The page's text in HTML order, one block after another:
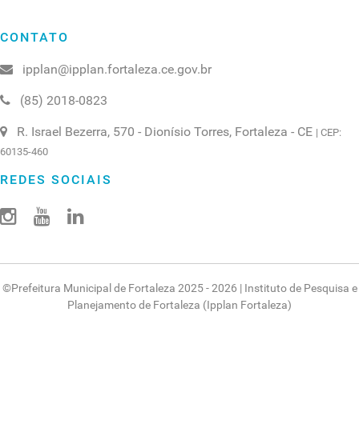
CONTATO
ipplan@ipplan.fortaleza.ce.gov.br
(85) 2018-0823
R. Israel Bezerra, 570 - Dionísio Torres, Fortaleza - CE | CEP:
60135-460
REDES SOCIAIS
©Prefeitura Municipal de Fortaleza 2025 - 2026 | Instituto de Pesquisa e
Planejamento de Fortaleza (Ipplan Fortaleza)